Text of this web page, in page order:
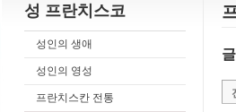
성 프란치스코
성인의 생애
성인의 영성
프란치스칸 전통